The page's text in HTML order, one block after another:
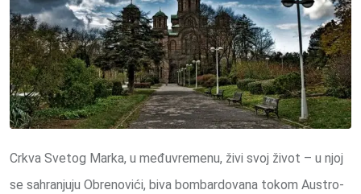
Crkva Svetog Marka, u međuvremenu, živi svoj život – u njoj
se sahranjuju Obrenovići, biva bombardovana tokom Austro-